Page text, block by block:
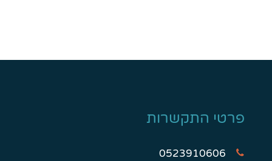
פרטי התקשרות
0523910606